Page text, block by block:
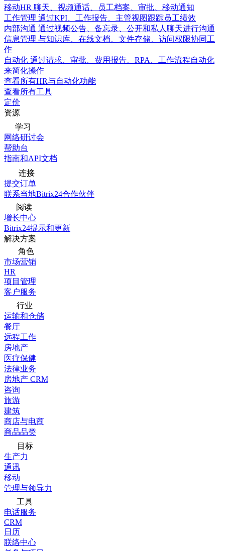
移动HR 聊天、视频通话、员工档案、审批、移动通知
工作管理 通过KPI、工作报告、主管视图跟踪员工绩效
内部沟通 通过视频公告、备忘录、公开和私人聊天进行沟通
信息管理 与知识库、在线文档、文件存储、访问权限协同工
作
自动化 通过请求、审批、费用报告、RPA、工作流程自动化
来简化操作
查看所有HR与自动化功能
查看所有工具
定价
资源
学习
网络研讨会
帮助台
指南和API文档
连接
提交订单
联系当地Bitrix24合作伙伴
阅读
增长中心
Bitrix24提示和更新
解决方案
角色
市场营销
HR
项目管理
客户服务
行业
运输和仓储
餐厅
远程工作
房地产
医疗保健
法律业务
房地产 CRM
咨询
旅游
建筑
商店与电商
商品品类
目标
生产力
通讯
移动
管理与领导力
工具
电话服务
CRM
日历
联络中心